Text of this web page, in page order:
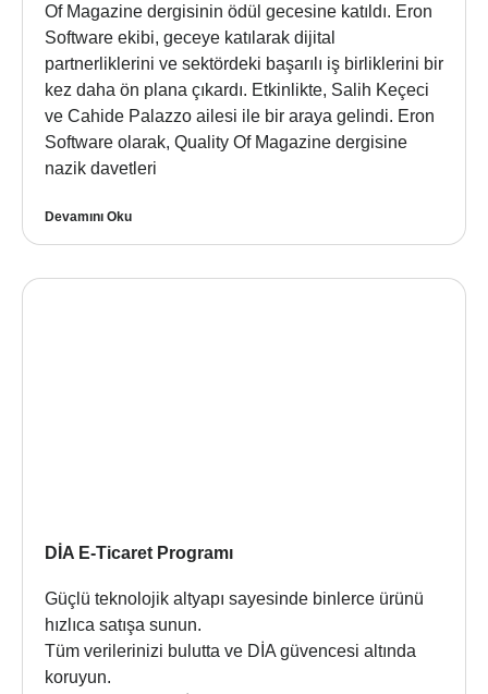
Of Magazine dergisinin ödül gecesine katıldı. Eron
Software ekibi, geceye katılarak dijital
partnerliklerini ve sektördeki başarılı iş birliklerini bir
kez daha ön plana çıkardı. Etkinlikte, Salih Keçeci
ve Cahide Palazzo ailesi ile bir araya gelindi. Eron
Software olarak, Quality Of Magazine dergisine
nazik davetleri
Devamını Oku
DİA E-Ticaret Programı
Güçlü teknolojik altyapı sayesinde binlerce ürünü
hızlıca satışa sunun.
Tüm verilerinizi bulutta ve DİA güvencesi altında
koruyun.